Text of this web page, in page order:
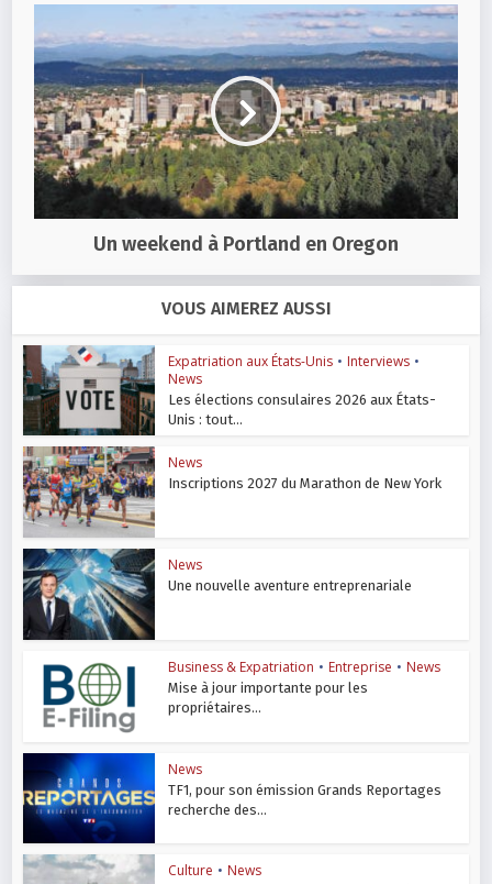
Un weekend à Portland en Oregon
VOUS AIMEREZ AUSSI
Expatriation aux États-Unis • Interviews •
News
Les élections consulaires 2026 aux États-
Unis : tout...
News
Inscriptions 2027 du Marathon de New York
News
Une nouvelle aventure entreprenariale
Business & Expatriation • Entreprise • News
Mise à jour importante pour les
propriétaires...
News
TF1, pour son émission Grands Reportages
recherche des...
Culture • News